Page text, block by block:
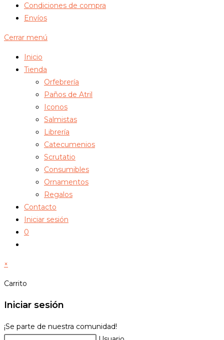
Condiciones de compra
Envíos
Cerrar menú
Inicio
Tienda
Orfebrería
Paños de Atril
Iconos
Salmistas
Librería
Catecumenios
Scrutatio
Consumibles
Ornamentos
Regalos
Contacto
Iniciar sesión
0
la
×
Carrito
Iniciar sesión
¡Se parte de nuestra comunidad!